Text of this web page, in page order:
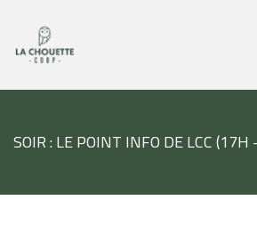
SOIR : LE POINT INFO DE LCC